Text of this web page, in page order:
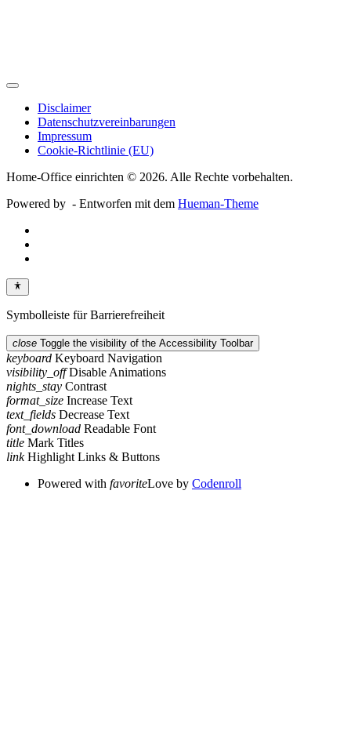
Disclaimer
Datenschutzvereinbarungen
Impressum
Cookie-Richtlinie (EU)
Home-Office einrichten © 2026. Alle Rechte vorbehalten.
Powered by - Entworfen mit dem Hueman-Theme
Symbolleiste für Barrierefreiheit
close Toggle the visibility of the Accessibility Toolbar
keyboard Keyboard Navigation
visibility_off Disable Animations
nights_stay Contrast
format_size Increase Text
text_fields Decrease Text
font_download Readable Font
title Mark Titles
link Highlight Links & Buttons
Powered with favoriteLove by Codenroll